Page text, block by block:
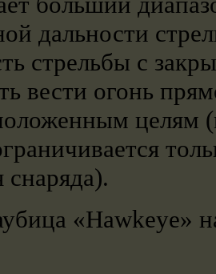
дальности
стрельбы с
вести огонь
целям
снаряда).